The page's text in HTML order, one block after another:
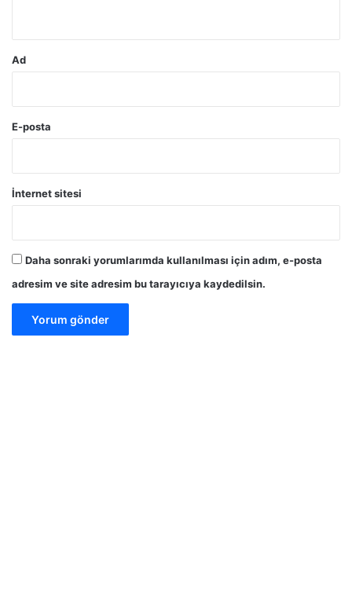
Ad
E-posta
İnternet sitesi
Daha sonraki yorumlarımda kullanılması için adım, e-posta
adresim ve site adresim bu tarayıcıya kaydedilsin.